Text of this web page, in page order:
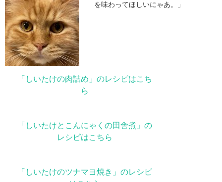
を味わってほしいにゃあ。」
「しいたけの肉詰め」のレシピはこち
ら
「しいたけとこんにゃくの田舎煮」の
レシピはこちら
「しいたけのツナマヨ焼き」のレシピ